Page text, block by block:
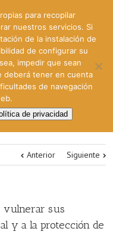
Anterior Siguiente
vulnerar sus
y a la protección de
para recopilar
nuestros servicios. Si
de la instalación de
de configurar su
impedir que sean
deberá tener en cuenta
de navegación
de privacidad